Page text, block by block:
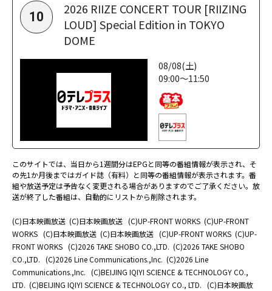
10
2026 RIIZE CONCERT TOUR [RIIZING
LOUD] Special Edition in TOKYO
DOME
08/08(土)
09:00～11:50
このサイトでは、当日から1週間分はEPGと同等の番組情報が表示され、そ
の先1か月後まではガイド誌（有料）と同等の番組情報が表示されます。番
組や放送予定は予告なく変更される場合がありますのでご了承ください。放
送が終了した番組は、自動的にリストから削除されます。
(C)日本映画放送 (C)日本映画放送 (C)UP-FRONT WORKS (C)UP-FRONT
WORKS (C)日本映画放送 (C)日本映画放送 (C)UP-FRONT WORKS (C)UP-
FRONT WORKS (C)2026 TAKE SHOBO CO.,LTD. (C)2026 TAKE SHOBO
CO.,LTD. (C)2026 Line Communications.,Inc. (C)2026 Line
Communications.,Inc. (C)BEIJING IQIYI SCIENCE & TECHNOLOGY CO.,
LTD. (C)BEIJING IQIYI SCIENCE & TECHNOLOGY CO., LTD. (C)日本映画放